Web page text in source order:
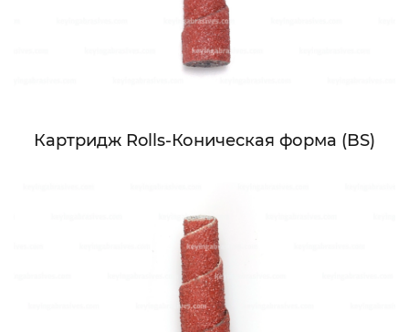
Картридж Rolls-Коническая форма (BS)